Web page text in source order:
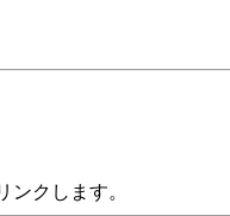
クします。